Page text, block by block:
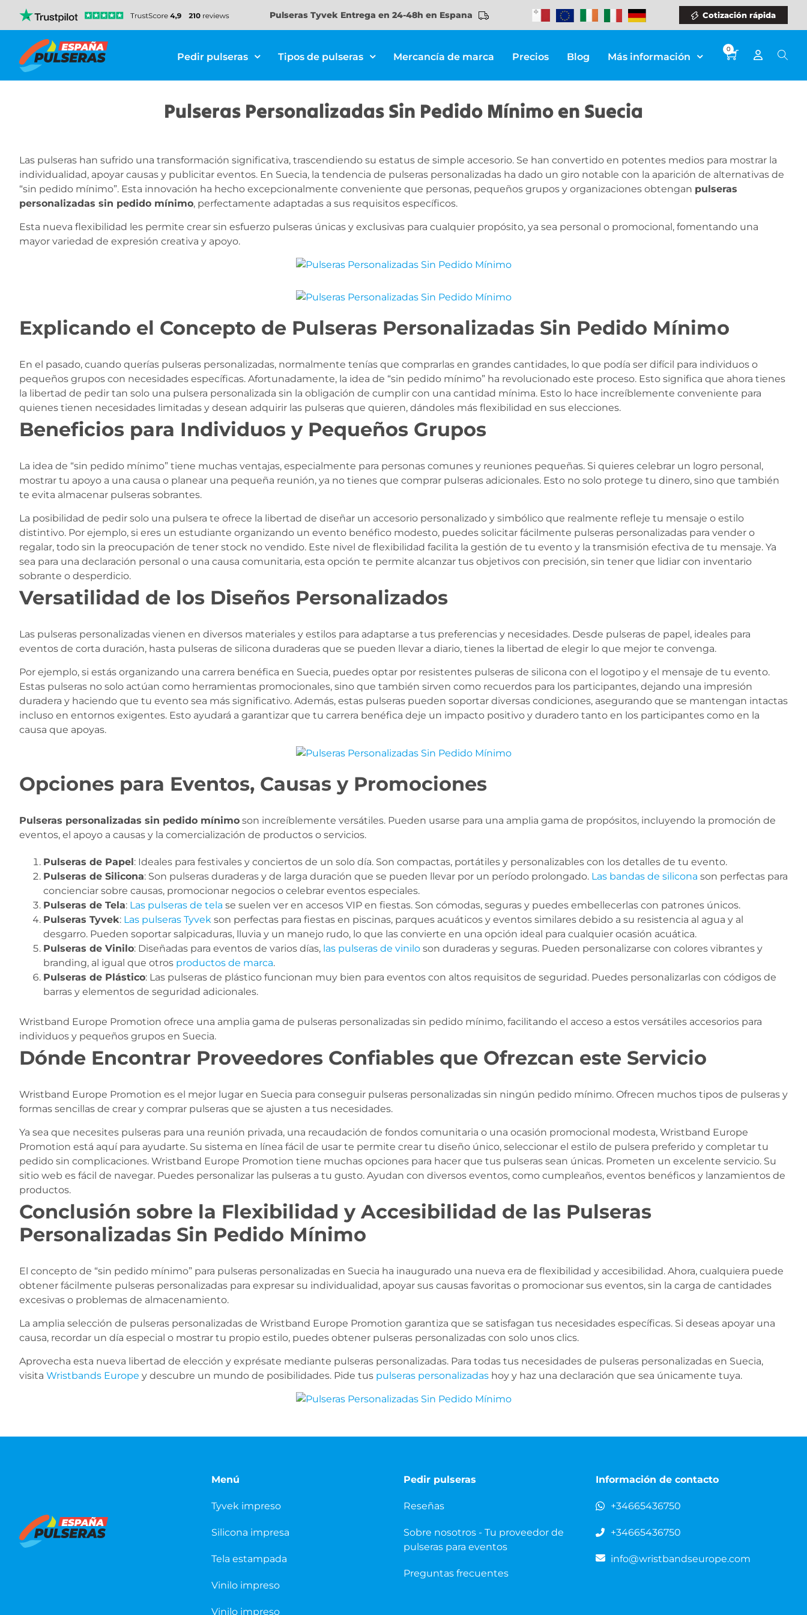
Pulseras Tyvek Entrega en 24-48h en Espana Cotización rápida
Pedir pulseras Tipos de pulseras Mercancía de marca Precios Blog Más información
0
Pulseras Personalizadas Sin Pedido Mínimo en Suecia
Las pulseras han sufrido una transformación significativa, trascendiendo su estatus de simple accesorio. Se han convertido en potentes medios para mostrar la
individualidad, apoyar causas y publicitar eventos. En Suecia, la tendencia de pulseras personalizadas ha dado un giro notable con la aparición de alternativas de
“sin pedido mínimo”. Esta innovación ha hecho excepcionalmente conveniente que personas, pequeños grupos y organizaciones obtengan pulseras
personalizadas sin pedido mínimo, perfectamente adaptadas a sus requisitos específicos.
Esta nueva flexibilidad les permite crear sin esfuerzo pulseras únicas y exclusivas para cualquier propósito, ya sea personal o promocional, fomentando una
mayor variedad de expresión creativa y apoyo.
Explicando el Concepto de Pulseras Personalizadas Sin Pedido Mínimo
En el pasado, cuando querías pulseras personalizadas, normalmente tenías que comprarlas en grandes cantidades, lo que podía ser difícil para individuos o
pequeños grupos con necesidades específicas. Afortunadamente, la idea de “sin pedido mínimo” ha revolucionado este proceso. Esto significa que ahora tienes
la libertad de pedir tan solo una pulsera personalizada sin la obligación de cumplir con una cantidad mínima. Esto lo hace increíblemente conveniente para
quienes tienen necesidades limitadas y desean adquirir las pulseras que quieren, dándoles más flexibilidad en sus elecciones.
Beneficios para Individuos y Pequeños Grupos
La idea de “sin pedido mínimo” tiene muchas ventajas, especialmente para personas comunes y reuniones pequeñas. Si quieres celebrar un logro personal,
mostrar tu apoyo a una causa o planear una pequeña reunión, ya no tienes que comprar pulseras adicionales. Esto no solo protege tu dinero, sino que también
te evita almacenar pulseras sobrantes.
La posibilidad de pedir solo una pulsera te ofrece la libertad de diseñar un accesorio personalizado y simbólico que realmente refleje tu mensaje o estilo
distintivo. Por ejemplo, si eres un estudiante organizando un evento benéfico modesto, puedes solicitar fácilmente pulseras personalizadas para vender o
regalar, todo sin la preocupación de tener stock no vendido. Este nivel de flexibilidad facilita la gestión de tu evento y la transmisión efectiva de tu mensaje. Ya
sea para una declaración personal o una causa comunitaria, esta opción te permite alcanzar tus objetivos con precisión, sin tener que lidiar con inventario
sobrante o desperdicio.
Versatilidad de los Diseños Personalizados
Las pulseras personalizadas vienen en diversos materiales y estilos para adaptarse a tus preferencias y necesidades. Desde pulseras de papel, ideales para
eventos de corta duración, hasta pulseras de silicona duraderas que se pueden llevar a diario, tienes la libertad de elegir lo que mejor te convenga.
Por ejemplo, si estás organizando una carrera benéfica en Suecia, puedes optar por resistentes pulseras de silicona con el logotipo y el mensaje de tu evento.
Estas pulseras no solo actúan como herramientas promocionales, sino que también sirven como recuerdos para los participantes, dejando una impresión
duradera y haciendo que tu evento sea más significativo. Además, estas pulseras pueden soportar diversas condiciones, asegurando que se mantengan intactas
incluso en entornos exigentes. Esto ayudará a garantizar que tu carrera benéfica deje un impacto positivo y duradero tanto en los participantes como en la
causa que apoyas.
Opciones para Eventos, Causas y Promociones
Pulseras personalizadas sin pedido mínimo son increíblemente versátiles. Pueden usarse para una amplia gama de propósitos, incluyendo la promoción de
eventos, el apoyo a causas y la comercialización de productos o servicios.
Pulseras de Papel: Ideales para festivales y conciertos de un solo día. Son compactas, portátiles y personalizables con los detalles de tu evento.
Pulseras de Silicona: Son pulseras duraderas y de larga duración que se pueden llevar por un período prolongado. Las bandas de silicona son perfectas para
concienciar sobre causas, promocionar negocios o celebrar eventos especiales.
Pulseras de Tela: Las pulseras de tela se suelen ver en accesos VIP en fiestas. Son cómodas, seguras y puedes embellecerlas con patrones únicos.
Pulseras Tyvek: Las pulseras Tyvek son perfectas para fiestas en piscinas, parques acuáticos y eventos similares debido a su resistencia al agua y al
desgarro. Pueden soportar salpicaduras, lluvia y un manejo rudo, lo que las convierte en una opción ideal para cualquier ocasión acuática.
Pulseras de Vinilo: Diseñadas para eventos de varios días, las pulseras de vinilo son duraderas y seguras. Pueden personalizarse con colores vibrantes y
branding, al igual que otros productos de marca.
Pulseras de Plástico: Las pulseras de plástico funcionan muy bien para eventos con altos requisitos de seguridad. Puedes personalizarlas con códigos de
barras y elementos de seguridad adicionales.
Wristband Europe Promotion ofrece una amplia gama de pulseras personalizadas sin pedido mínimo, facilitando el acceso a estos versátiles accesorios para
individuos y pequeños grupos en Suecia.
Dónde Encontrar Proveedores Confiables que Ofrezcan este Servicio
Wristband Europe Promotion es el mejor lugar en Suecia para conseguir pulseras personalizadas sin ningún pedido mínimo. Ofrecen muchos tipos de pulseras y
formas sencillas de crear y comprar pulseras que se ajusten a tus necesidades.
Ya sea que necesites pulseras para una reunión privada, una recaudación de fondos comunitaria o una ocasión promocional modesta, Wristband Europe
Promotion está aquí para ayudarte. Su sistema en línea fácil de usar te permite crear tu diseño único, seleccionar el estilo de pulsera preferido y completar tu
pedido sin complicaciones. Wristband Europe Promotion tiene muchas opciones para hacer que tus pulseras sean únicas. Prometen un excelente servicio. Su
sitio web es fácil de navegar. Puedes personalizar las pulseras a tu gusto. Ayudan con diversos eventos, como cumpleaños, eventos benéficos y lanzamientos de
productos.
Conclusión sobre la Flexibilidad y Accesibilidad de las Pulseras
Personalizadas Sin Pedido Mínimo
El concepto de “sin pedido mínimo” para pulseras personalizadas en Suecia ha inaugurado una nueva era de flexibilidad y accesibilidad. Ahora, cualquiera puede
obtener fácilmente pulseras personalizadas para expresar su individualidad, apoyar sus causas favoritas o promocionar sus eventos, sin la carga de cantidades
excesivas o problemas de almacenamiento.
La amplia selección de pulseras personalizadas de Wristband Europe Promotion garantiza que se satisfagan tus necesidades específicas. Si deseas apoyar una
causa, recordar un día especial o mostrar tu propio estilo, puedes obtener pulseras personalizadas con solo unos clics.
Aprovecha esta nueva libertad de elección y exprésate mediante pulseras personalizadas. Para todas tus necesidades de pulseras personalizadas en Suecia,
visita Wristbands Europe y descubre un mundo de posibilidades. Pide tus pulseras personalizadas hoy y haz una declaración que sea únicamente tuya.
Menú
Tyvek impreso
Silicona impresa
Tela estampada
Vinilo impreso
Vinilo impreso
Pedir pulseras
Reseñas
Sobre nosotros - Tu proveedor de
pulseras para eventos
Preguntas frecuentes
Información de contacto
+34665436750
+34665436750
info@wristbandseurope.com